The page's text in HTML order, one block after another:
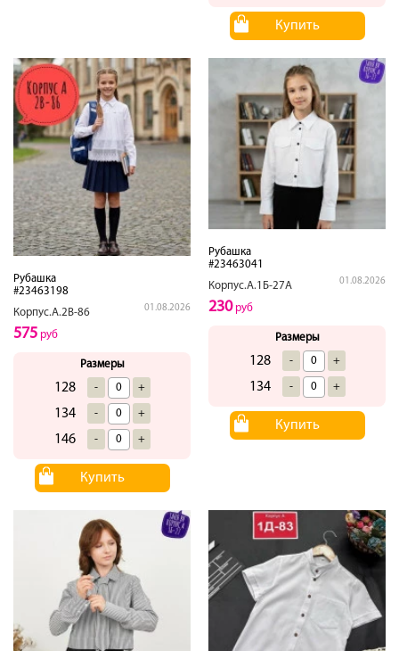
Купить
Рубашка
#23463198
Корпус.А.2В-86
01.08.2026
575 руб
Размеры
128 - +
134 - +
146 - +
Купить
Рубашка
#23463041
Корпус.А.1Б-27А
01.08.2026
230руб
Размеры
128 - +
134 - +
Купить